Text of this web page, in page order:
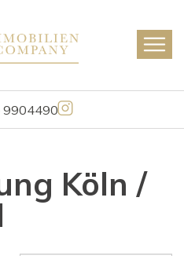
9904490
Köln /